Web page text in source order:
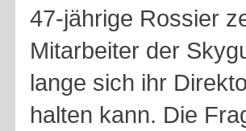
47-jährige Rossier
Mitarbeiter der
lange sich ihr
halten kann. Die